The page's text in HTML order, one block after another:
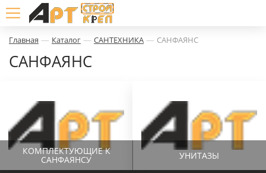
Главная — Каталог — САНТЕХНИКА — САНФАЯНС
САНФАЯНС
КОМПЛЕКТУЮЩИЕ К
САНФАЯНСУ УНИТАЗЫ